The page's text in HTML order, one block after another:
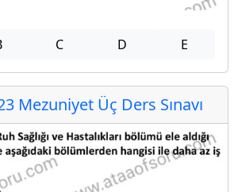
C D E
Mezuniyet Üç Ders Sınavı